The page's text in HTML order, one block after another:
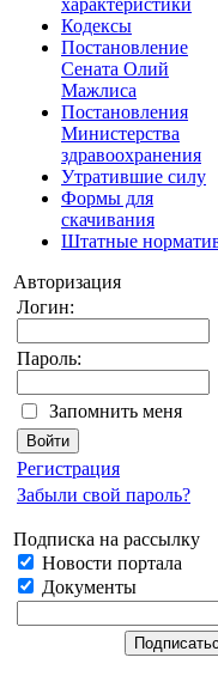
характеристики
Кодексы
Постановление
Сената Олий
Мажлиса
Постановления
Министерства
здравоохранения
Утратившие силу
Формы для
скачивания
Штатные
Авторизация
Логин:
Пароль:
Запомнить меня
Регистрация
Забыли свой пароль?
Подписка на рассылку
Новости портала
Документы